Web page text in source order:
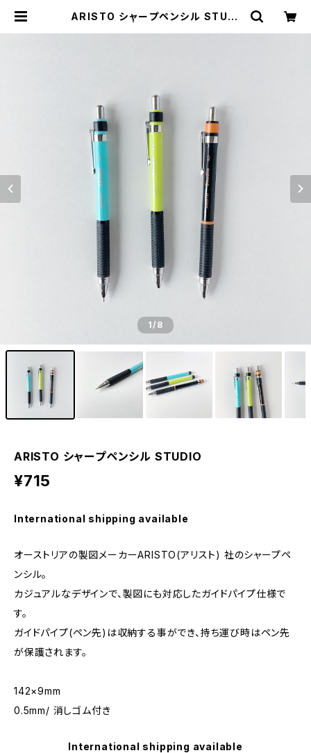
ARISTO シャープペンシル STUDI
1/8
ARISTO シャープペンシル STUDIO
¥715
International shipping available
オーストリアの製図メーカーARISTO(アリスト) 社のシャープペ
ンシル。
カジュアルなデザインで、製図にも対応したガイドパイプ仕様で
す。
ガイドパイプ(ペン先)は収納する事ができ、持ち運び時はペン先
が保護されます。
142×9mm
0.5mm/ 消しゴム付き
International shipping available